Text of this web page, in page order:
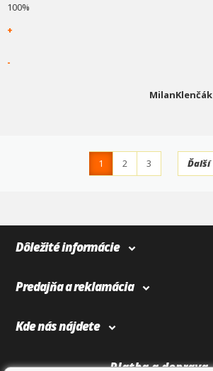
100%
+
-
MilanKlenčák
1 2
3
Ďalší
Dôležité informácie
Predajňa a reklamácia
Kde nás nájdete
Platba a doprava